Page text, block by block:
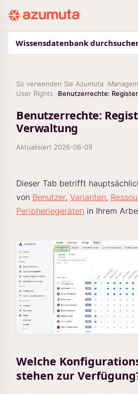
Wissensdatenbank
So verwenden Sie Azumuta
User Rights
Benutzerrechte:
Benutzerrechte:
Verwaltung
Aktualisiert 2026-06-09
Dieser Tab betrifft
von Benutzer, Varianten,
Peripheriegeräten in Ihrem
Welche
stehen zur